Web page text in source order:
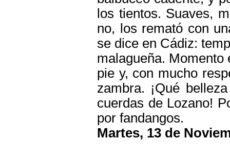
los tientos. Suaves,
no, los remató con
se dice en Cádiz:
malagueña. Momento
pie y, con mucho
zambra. ¡Qué
cuerdas de Lozano!
por fandangos.
Martes, 13 de